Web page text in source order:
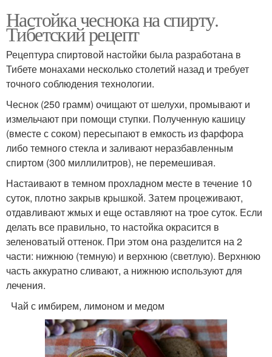
Настойка чеснока на спирту.
Тибетский рецепт
Рецептура спиртовой настойки была разработана в
Тибете монахами несколько столетий назад и требует
точного соблюдения технологии.
Чеснок (250 грамм) очищают от шелухи, промывают и
измельчают при помощи ступки. Полученную кашицу
(вместе с соком) пересыпают в емкость из фарфора
либо темного стекла и заливают неразбавленным
спиртом (300 миллилитров), не перемешивая.
Настаивают в темном прохладном месте в течение 10
суток, плотно закрыв крышкой. Затем процеживают,
отдавливают жмых и еще оставляют на трое суток. Если
делать все правильно, то настойка окрасится в
зеленоватый оттенок. При этом она разделится на 2
части: нижнюю (темную) и верхнюю (светлую). Верхнюю
часть аккуратно сливают, а нижнюю используют для
лечения.
Чай с имбирем, лимоном и медом